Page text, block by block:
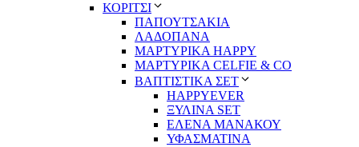
ΚΟΡΙΤΣΙ
ΠΑΠΟΥΤΣΑΚΙΑ
ΛΑΔΟΠΑΝΑ
ΜΑΡΤΥΡΙΚΑ HAPPY
ΜΑΡΤΥΡΙΚΑ CELFIE & CO
ΒΑΠΤΙΣΤΙΚΑ ΣΕΤ
HAPPYEVER
ΞΥΛΙΝΑ SET
ΕΛΕΝΑ ΜΑΝΑΚΟΥ
ΥΦΑΣΜΑΤΙΝΑ